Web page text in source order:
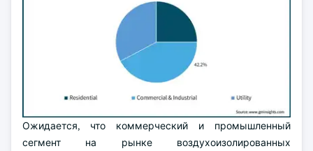
Ожидается, что коммерческий и промышленный
сегмент на рынке воздухоизолированных